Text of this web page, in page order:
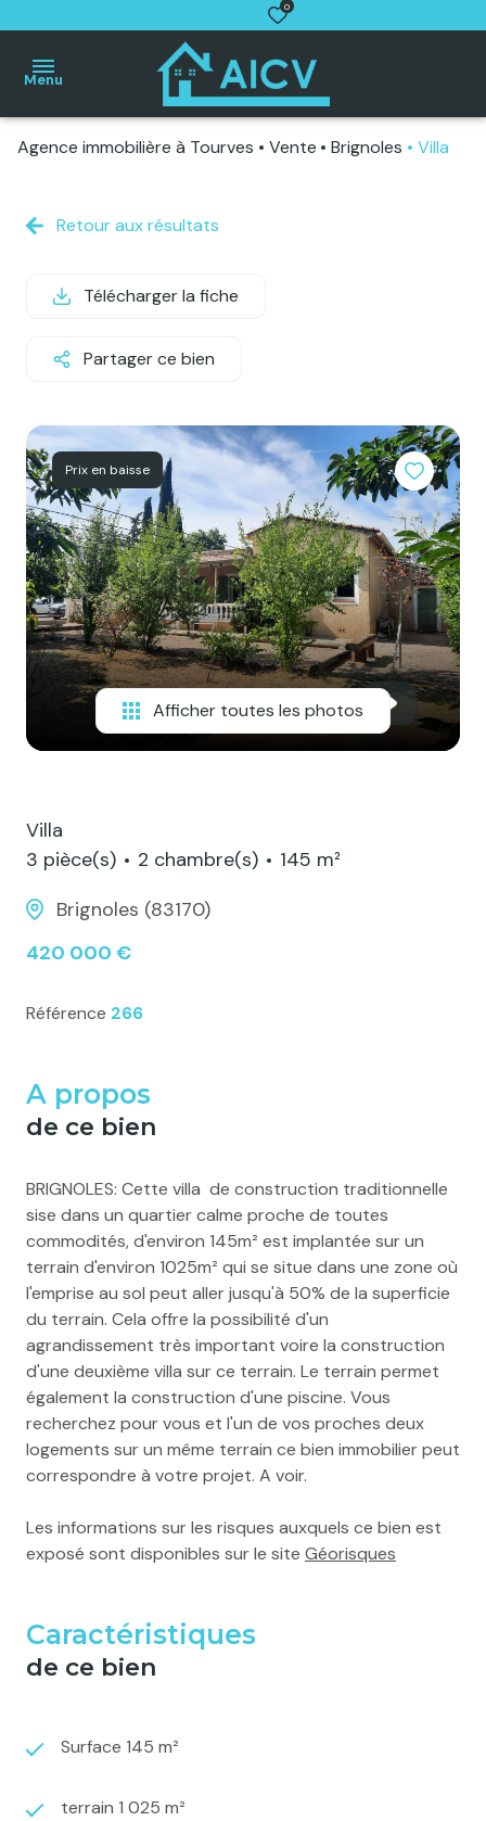
0
Menu
Accueil
Maisons
Appartements
Autres
Estimation
gratuite
Contact
Agence immobilière à Tourves Vente Brignoles Villa
Retour aux résultats
Télécharger la fiche
Partager ce bien
Prix en baisse
Afficher toutes les photos
Villa
3 pièce(s)
2 chambre(s)
145 m²
Brignoles (83170)
420 000 €
Référence 266
A propos
de ce bien
BRIGNOLES: Cette villa de construction traditionnelle
sise dans un quartier calme proche de toutes
commodités, d'environ 145m² est implantée sur un
terrain d'environ 1025m² qui se situe dans une zone où
l'emprise au sol peut aller jusqu'à 50% de la superficie
du terrain. Cela offre la possibilité d'un
agrandissement très important voire la construction
d'une deuxième villa sur ce terrain. Le terrain permet
également la construction d'une piscine. Vous
recherchez pour vous et l'un de vos proches deux
logements sur un même terrain ce bien immobilier peut
correspondre à votre projet. A voir.
Les informations sur les risques auxquels ce bien est
exposé sont disponibles sur le site Géorisques
Caractéristiques
de ce bien
Surface 145 m²
terrain 1 025 m²